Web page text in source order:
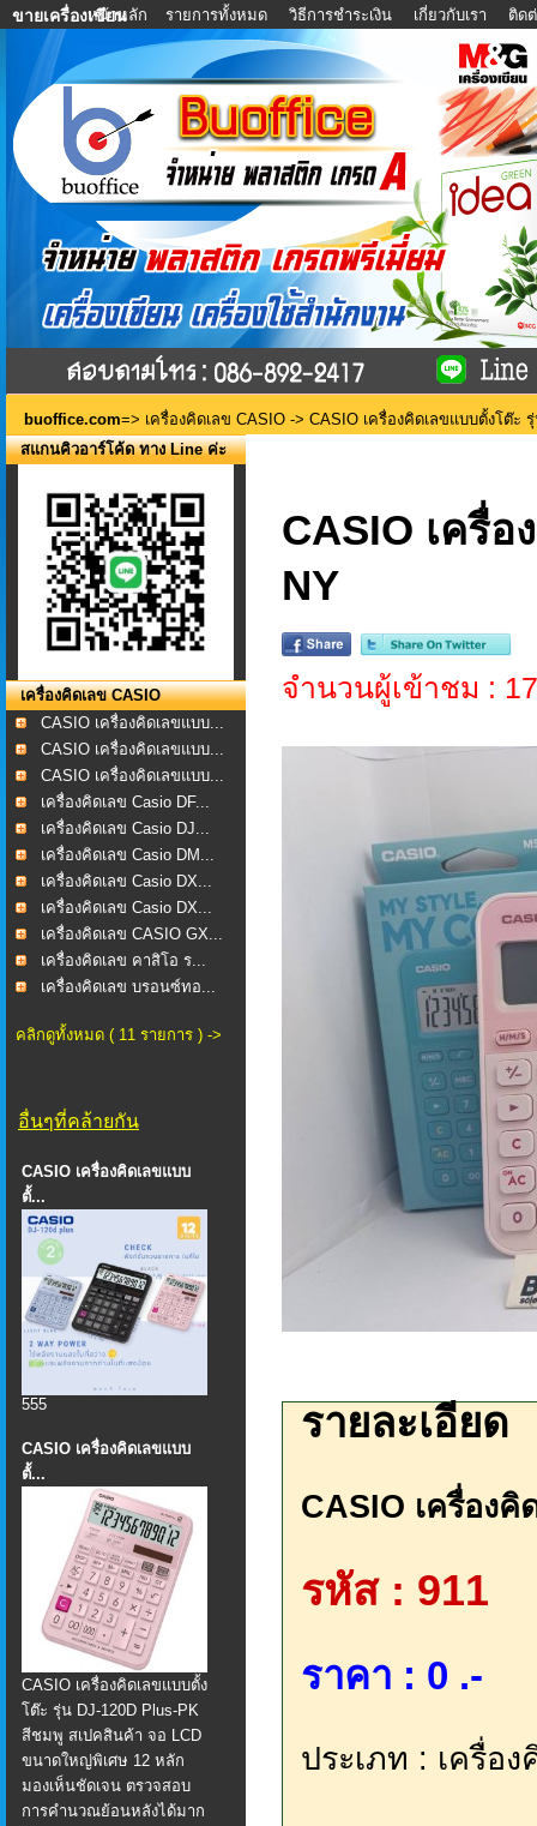
ขายเครื่องเขียน
หน้าหลัก รายการทั้งหมด วิธีการชำระเงิน เกี่ยวกับเรา ติด
buoffice.com=> เครื่องคิดเลข CASIO -> CASIO เครื่องคิดเลขแบบตั้งโต๊ะ
สแกนคิวอาร์โค้ด ทาง Line ค่ะ
เครื่องคิดเลข CASIO
CASIO เครื่องคิดเลขแบบ...
CASIO เครื่องคิดเลขแบบ...
CASIO เครื่องคิดเลขแบบ...
เครื่องคิดเลข Casio DF...
เครื่องคิดเลข Casio DJ...
เครื่องคิดเลข Casio DM...
เครื่องคิดเลข Casio DX...
เครื่องคิดเลข Casio DX...
เครื่องคิดเลข CASIO GX...
เครื่องคิดเลข คาสิโอ ร...
เครื่องคิดเลข บรอนซ์ทอ...
คลิกดูทั้งหมด ( 11 รายการ ) ->
อื่นๆที่คล้ายกัน
CASIO เครื่องคิดเลขแบบ
ตั้...
555
CASIO เครื่องคิดเลขแบบ
ตั้...
CASIO เครื่องคิดเลขแบบตั้ง
โต๊ะ รุ่น DJ-120D Plus-PK
สีชมพู สเปคสินค้า จอ LCD
ขนาดใหญ่พิเศษ 12 หลัก
มองเห็นชัดเจน ตรวจสอบ
การคำนวณย้อนหลังได้มาก
CASIO เครื่
NY
จำนวนผู้เข้าชม :
รายละเอียด
CASIO เครื่องคิ
รหัส : 911
ราคา : 0 .-
ประเภท : เครื่อ